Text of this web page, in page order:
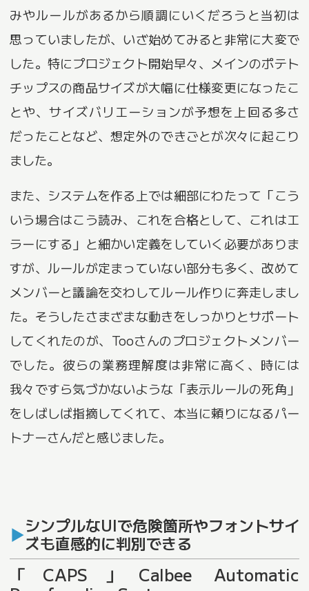
みやルールがあるから順調にいくだろうと当初は
思っていましたが、いざ始めてみると非常に大変で
した。特にプロジェクト開始早々、メインのポテト
チップスの商品サイズが大幅に仕様変更になったこ
とや、サイズバリエーションが予想を上回る多さ
だったことなど、想定外のできごとが次々に起こり
ました。
また、システムを作る上では細部にわたって「こう
いう場合はこう読み、これを合格として、これはエ
ラーにする」と細かい定義をしていく必要がありま
すが、ルールが定まっていない部分も多く、改めて
メンバーと議論を交わしてルール作りに奔走しまし
た。そうしたさまざまな動きをしっかりとサポート
してくれたのが、Tooさんのプロジェクトメンバー
でした。彼らの業務理解度は非常に高く、時には
我々ですら気づかないような「表示ルールの死角」
をしばしば指摘してくれて、本当に頼りになるパー
トナーさんだと感じました。
シンプルなUIで危険箇所やフォントサイ
ズも直感的に判別できる
「CAPS」Calbee Automatic